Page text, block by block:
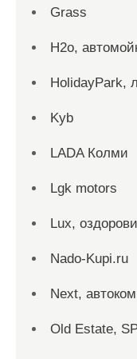
Grass
H2o,
HolidayPark,
Kyb
LADA Колми
Lgk motors
Lux,
Nado-Kupi.ru
Next,
Old Estate,